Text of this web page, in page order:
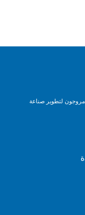
لتطوير صناعة